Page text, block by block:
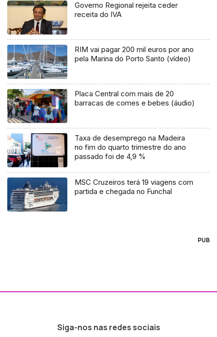
Governo Regional rejeita ceder
receita do IVA
RIM vai pagar 200 mil euros por ano
pela Marina do Porto Santo (vídeo)
Placa Central com mais de 20
barracas de comes e bebes (áudio)
Taxa de desemprego na Madeira
no fim do quarto trimestre do ano
passado foi de 4,9 %
MSC Cruzeiros terá 19 viagens com
partida e chegada no Funchal
PUB
Siga-nos nas redes sociais